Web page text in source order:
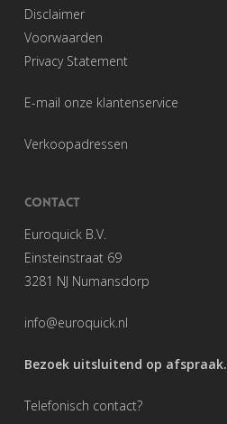
Disclaimer
Voorwaarden
Privacy Statement
E-mail onze klantenservice
Verkoopadressen
CONTACT
Euroquick B.V.
Einsteinstraat 69
3281 NJ Numansdorp
info@euroquick.nl
Bezoek uitsluitend op afspraak.
Telefonisch contact?